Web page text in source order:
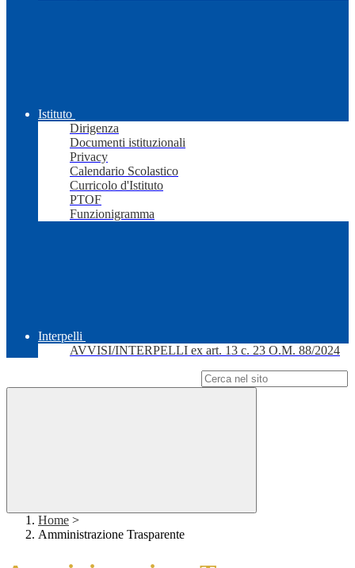
Istituto
Dirigenza
Documenti istituzionali
Privacy
Calendario Scolastico
Curricolo d'Istituto
PTOF
Funzionigramma
Interpelli
AVVISI/INTERPELLI ex art. 13 c. 23 O.M. 88/2024
Home >
Amministrazione Trasparente